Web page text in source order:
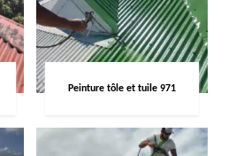
Peinture tôle et tuile 971